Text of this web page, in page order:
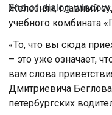
End of dialog window.
Железняк, главный
учебного комбината
«То, что вы сюда
– это уже означает,
вам слова
Дмитриевича
петербургских